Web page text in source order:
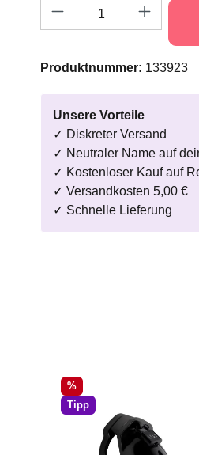
Produkt Anzahl:
Produktnummer: 133923
Unsere Vorteile
✓ Diskreter Versand
✓ Neutraler Name auf
✓ Kostenloser Kauf auf
✓ Versandkosten 5,00 €
✓ Schnelle Lieferung
Rabatt
%
Tipp